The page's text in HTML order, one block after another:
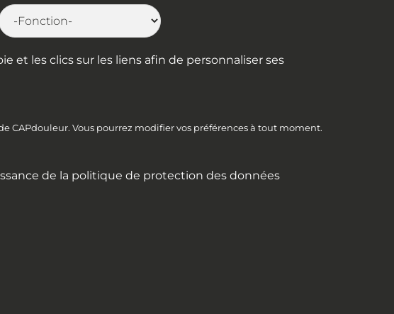
et les clics sur les liens afin de personnaliser ses
CAPdouleur. Vous pourrez modifier vos préférences à tout moment.
de la politique de protection des données